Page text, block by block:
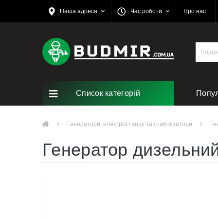
Наша адреса Час роботи Про нас
Список категорій
Генератори, електростанції та стабілізатори
Генератор